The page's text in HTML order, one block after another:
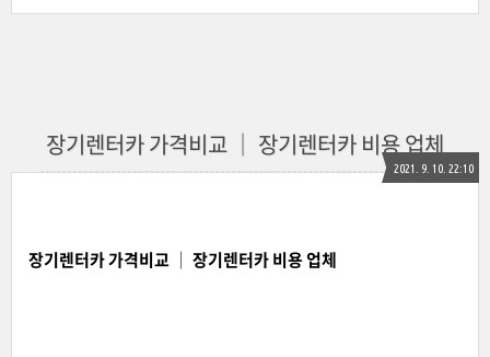
장기렌터카 가격비교 │ 장기렌터카 비용 업체
2021. 9. 10. 22:10
장기렌터카 가격비교 │ 장기렌터카 비용 업체